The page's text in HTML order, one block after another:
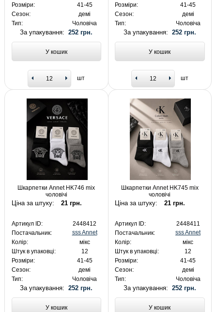
Розміри:
41-45
Сезон:
демі
Тип:
Чоловіча
За упакування:252 грн.
У кошик
шт
Розміри:
41-45
Сезон:
демі
Тип:
Чоловіча
За упакування: 252 грн.
У кошик
шт
Шкарпетки Annet HK746 mix
чоловічі
Ціна за штуку: 21 грн.
Артикул ID:
2448412
Постачальник:
sss Annet
Колір:
мікс
Штук в упаковці:
12
Розміри:
41-45
Сезон:
демі
Тип:
Чоловіча
За упакування:252 грн.
У кошик
Шкарпетки Annet HK745 mix
чоловічі
Ціна за штуку: 21 грн.
Артикул ID:
2448411
Постачальник:
sss Annet
Колір:
мікс
Штук в упаковці:
12
Розміри:
41-45
Сезон:
демі
Тип:
Чоловіча
За упакування: 252 грн.
У кошик